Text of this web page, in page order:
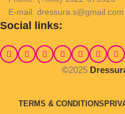
E-mail: dressura.s@gmail.com
Social links:
©2025
TERMS & CONDITIONS